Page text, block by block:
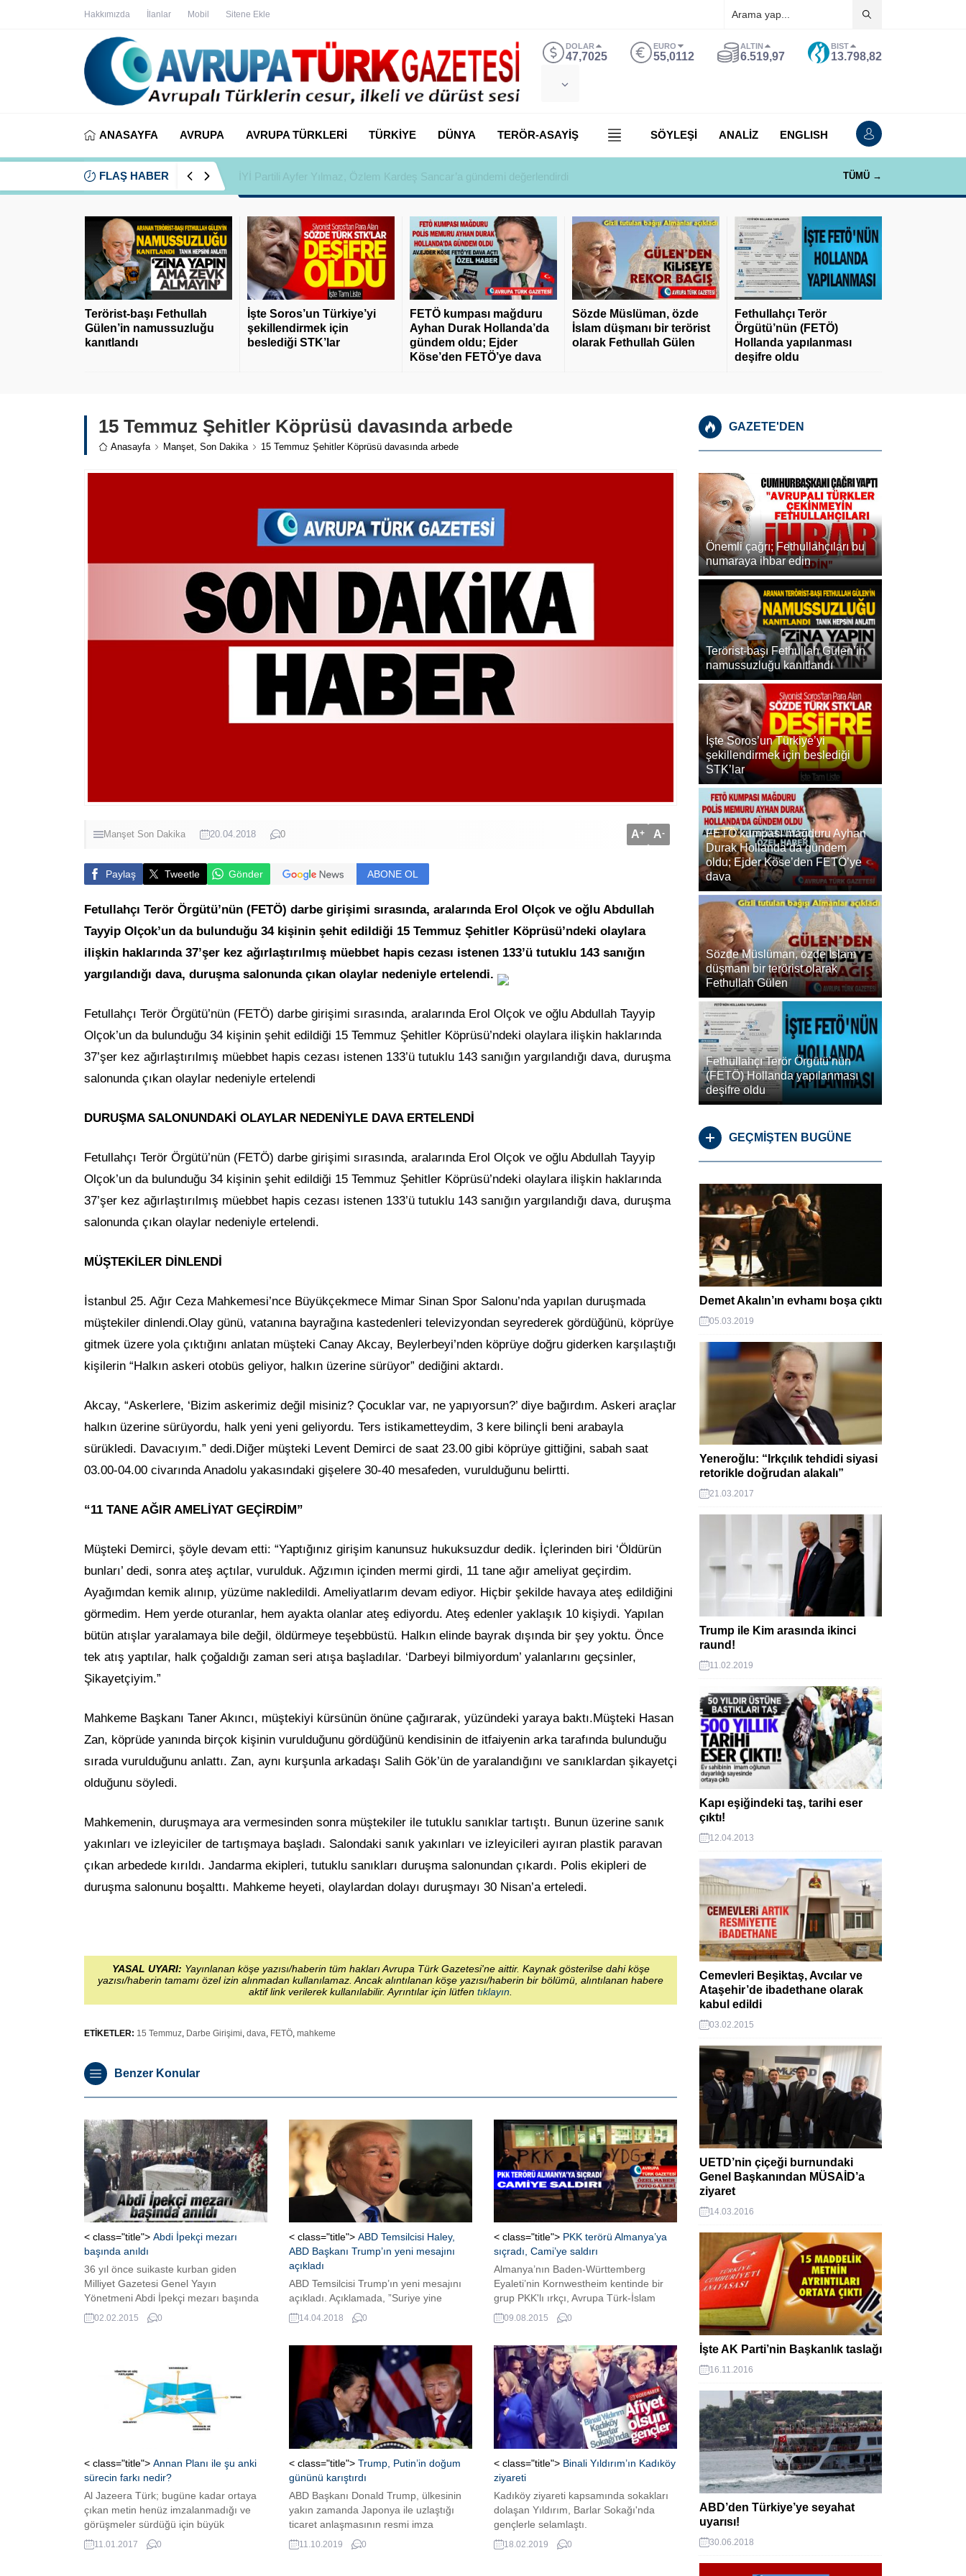
Hakkımızda İlanlar Mobil Sitene Ekle
DOLAR
47,7025
EURO
55,0112
ALTIN
6.519,97
BIST
13.798,82
ANASAYFA AVRUPA AVRUPA TÜRKLERİ TÜRKİYE DÜNYA TERÖR-ASAYİŞ SÖYLEŞİ ANALİZ ENGLISH
FLAŞ HABER İYİ Partili Ayfer Yılmaz, Özlem Kardeş Sancar’a gündemi değerlendirdi TÜMÜ →
Terörist-başı Fethullah
Gülen’in namussuzluğu
kanıtlandı
İşte Soros’un Türkiye’yi
şekillendirmek için
beslediği STK’lar
FETÖ kumpası mağduru
Ayhan Durak Hollanda’da
gündem oldu; Ejder
Köse’den FETÖ’ye dava
Sözde Müslüman, özde
İslam düşmanı bir terörist
olarak Fethullah Gülen
Fethullahçı Terör
Örgütü’nün (FETÖ)
Hollanda yapılanması
deşifre oldu
15 Temmuz Şehitler Köprüsü davasında arbede
Anasayfa Manşet Son Dakika 15 Temmuz Şehitler Köprüsü davasında arbede
Manşet Son Dakika 20.04.2018 0 A+ A-
Paylaş Tweetle Gönder ABONE OL
Fetullahçı Terör Örgütü’nün (FETÖ) darbe girişimi sırasında, aralarında Erol Olçok ve oğlu Abdullah
Tayyip Olçok’un da bulunduğu 34 kişinin şehit edildiği 15 Temmuz Şehitler Köprüsü’ndeki olaylara
ilişkin haklarında 37’şer kez ağırlaştırılmış müebbet hapis cezası istenen 133’ü tutuklu 143 sanığın
yargılandığı dava, duruşma salonunda çıkan olaylar nedeniyle ertelendi.
Fetullahçı Terör Örgütü’nün (FETÖ) darbe girişimi sırasında, aralarında Erol Olçok ve oğlu Abdullah Tayyip
Olçok’un da bulunduğu 34 kişinin şehit edildiği 15 Temmuz Şehitler Köprüsü’ndeki olaylara ilişkin haklarında
37’şer kez ağırlaştırılmış müebbet hapis cezası istenen 133’ü tutuklu 143 sanığın yargılandığı dava, duruşma
salonunda çıkan olaylar nedeniyle ertelendi
DURUŞMA SALONUNDAKİ OLAYLAR NEDENİYLE DAVA ERTELENDİ
Fetullahçı Terör Örgütü’nün (FETÖ) darbe girişimi sırasında, aralarında Erol Olçok ve oğlu Abdullah Tayyip
Olçok’un da bulunduğu 34 kişinin şehit edildiği 15 Temmuz Şehitler Köprüsü’ndeki olaylara ilişkin haklarında
37’şer kez ağırlaştırılmış müebbet hapis cezası istenen 133’ü tutuklu 143 sanığın yargılandığı dava, duruşma
salonunda çıkan olaylar nedeniyle ertelendi.
MÜŞTEKİLER DİNLENDİ
İstanbul 25. Ağır Ceza Mahkemesi’nce Büyükçekmece Mimar Sinan Spor Salonu’nda yapılan duruşmada
müştekiler dinlendi.Olay günü, vatanına bayrağına kastedenleri televizyondan seyrederek gördüğünü, köprüye
gitmek üzere yola çıktığını anlatan müşteki Canay Akcay, Beylerbeyi’nden köprüye doğru giderken karşılaştığı
kişilerin “Halkın askeri otobüs geliyor, halkın üzerine sürüyor” dediğini aktardı.
Akcay, “Askerlere, ‘Bizim askerimiz değil misiniz? Çocuklar var, ne yapıyorsun?’ diye bağırdım. Askeri araçlar
halkın üzerine sürüyordu, halk yeni yeni geliyordu. Ters istikametteydim, 3 kere bilinçli beni arabayla
sürükledi. Davacıyım.” dedi.Diğer müşteki Levent Demirci de saat 23.00 gibi köprüye gittiğini, sabah saat
03.00-04.00 civarında Anadolu yakasındaki gişelere 30-40 mesafeden, vurulduğunu belirtti.
“11 TANE AĞIR AMELİYAT GEÇİRDİM”
Müşteki Demirci, şöyle devam etti: “Yaptığınız girişim kanunsuz hukuksuzdur dedik. İçlerinden biri ‘Öldürün
bunları’ dedi, sonra ateş açtılar, vurulduk. Ağzımın içinden mermi girdi, 11 tane ağır ameliyat geçirdim.
Ayağımdan kemik alınıp, yüzüme nakledildi. Ameliyatlarım devam ediyor. Hiçbir şekilde havaya ateş edildiğini
görmedim. Hem yerde oturanlar, hem ayakta olanlar ateş ediyordu. Ateş edenler yaklaşık 10 kişiydi. Yapılan
bütün atışlar yaralamaya bile değil, öldürmeye teşebbüstü. Halkın elinde bayrak dışında bir şey yoktu. Önce
tek atış yaptılar, halk çoğaldığı zaman seri atışa başladılar. ‘Darbeyi bilmiyordum’ yalanlarını geçsinler,
Şikayetçiyim.”
Mahkeme Başkanı Taner Akıncı, müştekiyi kürsünün önüne çağırarak, yüzündeki yaraya baktı.Müşteki Hasan
Zan, köprüde yanında birçok kişinin vurulduğunu gördüğünü kendisinin de itfaiyenin arka tarafında bulunduğu
sırada vurulduğunu anlattı. Zan, aynı kurşunla arkadaşı Salih Gök’ün de yaralandığını ve sanıklardan şikayetçi
olduğunu söyledi.
Mahkemenin, duruşmaya ara vermesinden sonra müştekiler ile tutuklu sanıklar tartıştı. Bunun üzerine sanık
yakınları ve izleyiciler de tartışmaya başladı. Salondaki sanık yakınları ve izleyicileri ayıran plastik paravan
çıkan arbedede kırıldı. Jandarma ekipleri, tutuklu sanıkları duruşma salonundan çıkardı. Polis ekipleri de
duruşma salonunu boşalttı. Mahkeme heyeti, olaylardan dolayı duruşmayı 30 Nisan’a erteledi.
YASAL UYARI: Yayınlanan köşe yazısı/haberin tüm hakları Avrupa Türk Gazetesi'ne aittir. Kaynak gösterilse dahi köşe
yazısı/haberin tamamı özel izin alınmadan kullanılamaz. Ancak alıntılanan köşe yazısı/haberin bir bölümü, alıntılanan habere
aktif link verilerek kullanılabilir. Ayrıntılar için lütfen tıklayın
ETİKETLER: 15 Temmuz, Darbe Girişimi, dava, FETÖ, mahkeme
Benzer Konular
< class="title"> Abdi İpekçi mezarı
başında anıldı
36 yıl önce suikaste kurban giden
Milliyet Gazetesi Genel Yayın
Yönetmeni Abdi İpekçi mezarı başında
anıldı. Usta gazeteciyi ailesi, sevenleri
ve meslektaşları yalnız bırakmadı.
02.02.2015 0
< class="title"> ABD Temsilcisi Haley,
ABD Başkanı Trump’ın yeni mesajını
açıkladı
ABD Temsilcisi Trump’ın yeni mesajını
açıkladı. Açıklamada, ”Suriye yine
kimyasal silah kullanırsa ABD ateşe
hazır” denildi ABD Temsilcisi Trump’ın
”Suriye yine kimyasal silah kullanırsa
ABD ateşe hazır” denildi.
14.04.2018 0
< class="title"> PKK terörü Almanya’ya
sıçradı, Cami’ye saldırı
Almanya’nın Baden-Württemberg
Eyaleti’nin Kornwestheim kentinde bir
grup PKK'lı ırkçı, Avrupa Türk-İslam
Birliğine (ATİB) bağlı Merkez Camisi’ne
saldırı düzenledi.
09.08.2015 0
< class="title"> Annan Planı ile şu anki
sürecin farkı nedir?
Al Jazeera Türk; bugüne kadar ortaya
çıkan metin henüz imzalanmadığı ve
görüşmeler sürdüğü için büyük
değişiklikler dahi olması mümkün
olmakla birlikte, uzlaşılar ile 2004 tarihli
11.01.2017 0
< class="title"> Trump, Putin’in doğum
gününü karıştırdı
ABD Başkanı Donald Trump, ülkesinin
yakın zamanda Japonya ile uzlaştığı
ticaret anlaşmasının resmi imza
töreninden önce yaptığı açıklamada,
skandal bir tweet’e imza attı.
11.10.2019 0
< class="title"> Binali Yıldırım’ın Kadıköy
ziyareti
Kadıköy ziyareti kapsamında sokakları
dolaşan Yıldırım, Barlar Sokağı'nda
gençlerle selamlaştı.
18.02.2019 0
GAZETE'DEN
Önemli çağrı; Fethullahçıları bu
numaraya ihbar edin
Terörist-başı Fethullah Gülen’in
namussuzluğu kanıtlandı
İşte Soros’un Türkiye’yi
şekillendirmek için beslediği
STK’lar
FETÖ kumpası mağduru Ayhan
Durak Hollanda’da gündem
oldu; Ejder Köse’den FETÖ’ye
dava
Sözde Müslüman, özde İslam
düşmanı bir terörist olarak
Fethullah Gülen
Fethullahçı Terör Örgütü’nün
(FETÖ) Hollanda yapılanması
deşifre oldu
GEÇMİŞTEN BUGÜNE
Demet Akalın’ın evhamı boşa çıktı
05.03.2019
Yeneroğlu: “Irkçılık tehdidi siyasi
retorikle doğrudan alakalı”
21.03.2017
Trump ile Kim arasında ikinci
raund!
11.02.2019
Kapı eşiğindeki taş, tarihi eser
çıktı!
12.04.2013
Cemevleri Beşiktaş, Avcılar ve
Ataşehir’de ibadethane olarak
kabul edildi
03.02.2015
UETD’nin çiçeği burnundaki
Genel Başkanından MÜSAİD’a
ziyaret
14.03.2016
İşte AK Parti’nin Başkanlık taslağı
16.11.2016
ABD’den Türkiye’ye seyahat
uyarısı!
30.06.2018